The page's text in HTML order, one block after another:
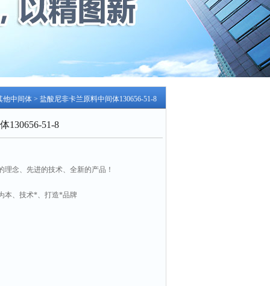
他中间体 > 盐酸尼非卡兰原料中间体130656-51-8
130656-51-8
念、先进的技术、全新的产品！
本、技术*、打造*品牌